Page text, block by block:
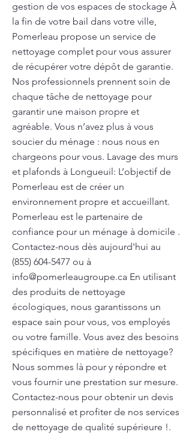
gestion de vos espaces de stockage À
la fin de votre bail dans votre ville,
Pomerleau propose un service de
nettoyage complet pour vous assurer
de récupérer votre dépôt de garantie.
Nos professionnels prennent soin de
chaque tâche de nettoyage pour
garantir une maison propre et
agréable. Vous n’avez plus à vous
soucier du ménage : nous nous en
chargeons pour vous. Lavage des murs
et plafonds à Longueuil: L’objectif de
Pomerleau est de créer un
environnement propre et accueillant.
Pomerleau est le partenaire de
confiance pour un ménage à domicile .
Contactez-nous dès aujourd'hui au
(855) 604-5477 ou à
info@pomerleaugroupe.ca En utilisant
des produits de nettoyage
écologiques, nous garantissons un
espace sain pour vous, vos employés
ou votre famille. Vous avez des besoins
spécifiques en matière de nettoyage?
Nous sommes là pour y répondre et
vous fournir une prestation sur mesure.
Contactez-nous pour obtenir un devis
personnalisé et profiter de nos services
de nettoyage de qualité supérieure !.